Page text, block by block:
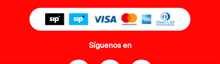
Síguenos en